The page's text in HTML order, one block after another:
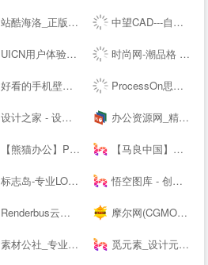
站酷海洛_正版图片_视频_字体_音乐素材交易平台_站酷旗下品牌 中望CAD---自主研发的二三维CAD软件机械设计制图软件免费下载及初学入门教程
UICN用户体验设计平台 时尚网-潮品格 新时尚
好看的手机壁纸_高清手机壁纸图片_苹果手机壁纸下载－手机壁纸大全 ProcessOn思维导图、流程图-思维导图模板_思维导图软件免费下载_在线作图协作工具
设计之家 - 设计交流互动平台 - 传播先进设计理念 推动原创设计发展 办公资源网_精品PPT模板下载网站_海量办公素材资源可供下载_动起办公
【熊猫办公】PPT模板，创意设计素材 高效办公在熊猫 【马良中国】免费3Dmax视频教程_3D室内设计_室外建筑_动画漫游设计学习视频-马良中国maliang.com
标志岛-专业LOGO素材下载平台 悟空图库 - 创意设计素材，PPT模板，Word模板，高效办公尽在悟空
Renderbus云渲染农场-海量机器云渲染平台,高效3D云渲染服务 摩尔网(CGMOL),3D模型免费共享,--交易平台,设计师互动平台,分享改变未来
素材公社_专业设计素材网_高清图片网站 觅元素_设计元素的免费下载网站_免抠素材51yuansu.com